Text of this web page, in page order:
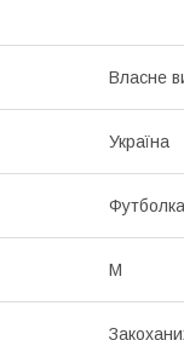
Власне
Україна
Футболка
M